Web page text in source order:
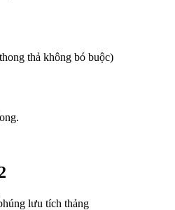
thong thả không bó buộc)
ong.
lưu tích thảng